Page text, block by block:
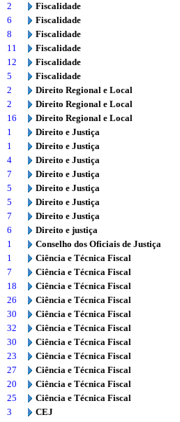
2
Fiscalidade
6
Fiscalidade
8
Fiscalidade
11
Fiscalidade
12
Fiscalidade
5
Fiscalidade
2
Direito Regional e Local
2
Direito Regional e Local
16
Direito Regional e Local
1
Direito e Justiça
1
Direito e Justiça
4
Direito e Justiça
7
Direito e Justiça
5
Direito e Justiça
5
Direito e Justiça
7
Direito e Justiça
6
Direito e justiça
1
Conselho dos Oficiais de Justiça
1
Ciência e Técnica Fiscal
7
Ciência e Técnica Fiscal
18
Ciência e Técnica Fiscal
26
Ciência e Técnica Fiscal
30
Ciência e Técnica Fiscal
32
Ciência e Técnica Fiscal
30
Ciência e Técnica Fiscal
23
Ciência e Técnica Fiscal
27
Ciência e Técnica Fiscal
20
Ciência e Técnica Fiscal
25
Ciência e Técnica Fiscal
3
CEJ